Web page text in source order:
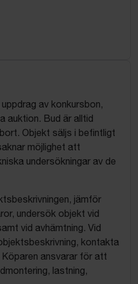
av konkursbon,
auktion. Bud är alltid
Objekt säljs i befintligt
möjlighet att
undersökningar av de
jämför
undersök objekt vid
vid avhämtning. Vid
kontakta
ansvarar för att
lastning,